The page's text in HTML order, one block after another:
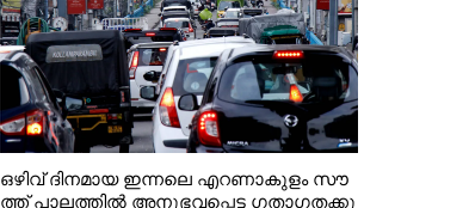
ഒഴിവ് ദിനമായ ഇന്നലെ എറണാകുളം സൗ
ത്ത് പാലത്തിൽ അനുഭവപ്പെട്ട ഗതാഗതക്കു